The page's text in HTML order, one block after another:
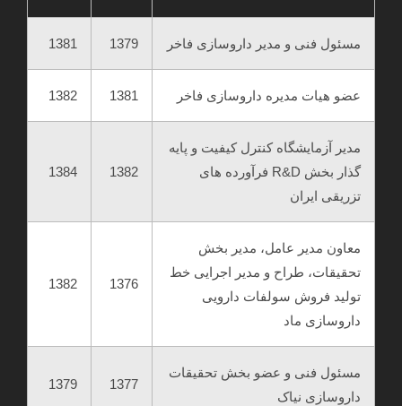
مسئول فنی و مدیر داروسازی فاخر 1379
1381
عضو هیات مدیره داروسازی فاخر 1381
1382
مدیر آزمایشگاه کنترل کیفیت و پایه
گذار بخش R&D فرآورده های
تزریقی ایران
1382
1384
معاون مدیر عامل، مدیر بخش
تحقیقات، طراح و مدیر اجرایی خط
تولید فروش سولفات دارویی
داروسازی ماد
1376
1382
مسئول فنی و عضو بخش تحقیقات
داروسازی نیاک
1377
1379